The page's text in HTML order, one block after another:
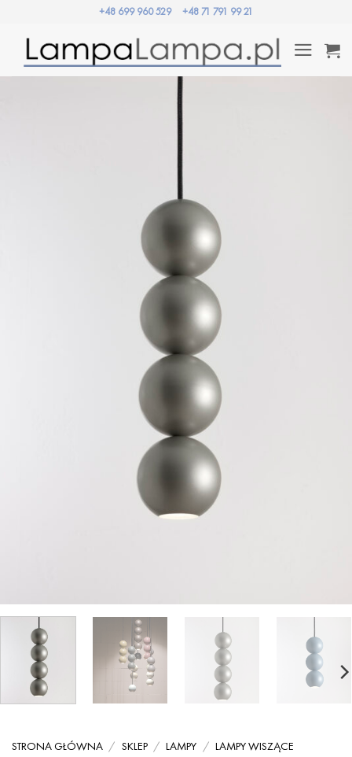
zawartości
+48 699 960 529 +48 71 791 99 21
STRONA GŁÓWNA / SKLEP / LAMPY / LAMPY WISZĄCE